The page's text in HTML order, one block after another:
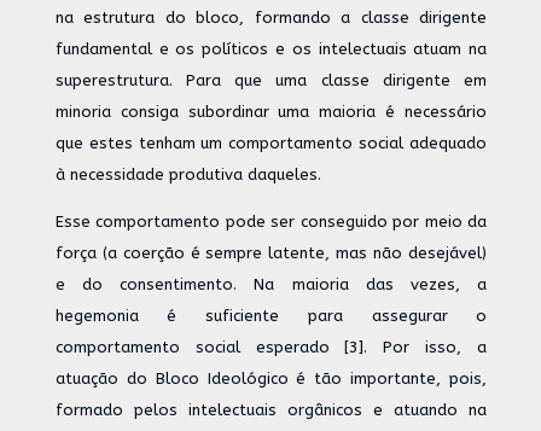
na estrutura do bloco, formando a classe dirigente
fundamental e os políticos e os intelectuais atuam na
superestrutura. Para que uma classe dirigente em
minoria consiga subordinar uma maioria é necessário
que estes tenham um comportamento social adequado
à necessidade produtiva daqueles.
Esse comportamento pode ser conseguido por meio da
força (a coerção é sempre latente, mas não desejável)
e do consentimento. Na maioria das vezes, a
hegemonia é suficiente para assegurar o
comportamento social esperado [3]. Por isso, a
atuação do Bloco Ideológico é tão importante, pois,
formado pelos intelectuais orgânicos e atuando na